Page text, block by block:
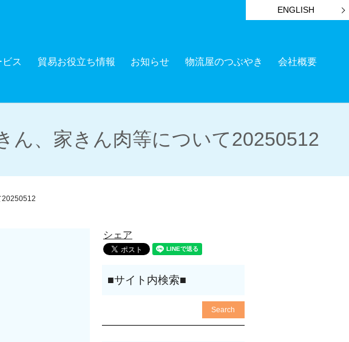
ENGLISH
ス 貿易お役立ち情報 お知らせ 物流屋のつぶやき
会社概要
ん、家きん肉等について20250512
20250512
シェア